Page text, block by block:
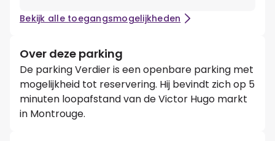
Bekijk alle toegangsmogelijkheden
Over deze parking
De parking Verdier is een openbare parking met
mogelijkheid tot reservering. Hij bevindt zich op 5
minuten loopafstand van de Victor Hugo markt
in Montrouge.